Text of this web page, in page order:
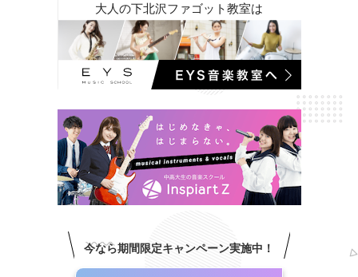
大人の下北沢ファゴット教室は
今なら期間限定キャンペーン実施中！